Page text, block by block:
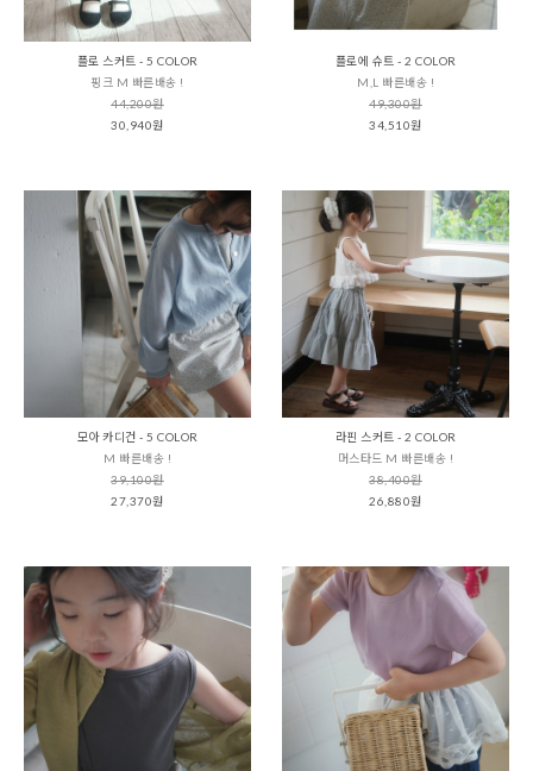
플로 스커트 - 5 COLOR
핑크 M 빠른배송 !
44,200원
30,940원
플로에 슈트 - 2 COLOR
M,L 빠른배송 !
49,300원
34,510원
모아 카디건 - 5 COLOR
M 빠른배송 !
39,100원
27,370원
라핀 스커트 - 2 COLOR
머스타드 M 빠른배송 !
38,400원
26,880원